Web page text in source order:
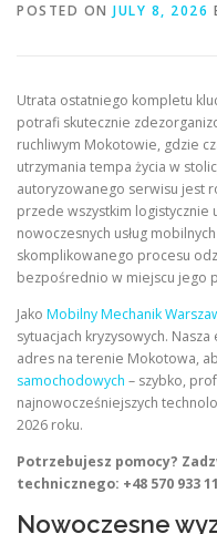
POSTED ON JULY 8, 2026
Utrata ostatniego kompletu
potrafi skutecznie
ruchliwym Mokotowie, gdzie
utrzymania tempa życia w
autoryzowanego serwisu jest
przede wszystkim logistycznie
nowoczesnych usług
skomplikowanego procesu
bezpośrednio w miejscu jego
Jako Mobilny Mechanik
sytuacjach kryzysowych.
adres na terenie Mokotowa,
samochodowych – szybko,
najnowocześniejszych
2026 roku.
Potrzebujesz pomocy?
technicznego: +48 570 933
Nowoczesne